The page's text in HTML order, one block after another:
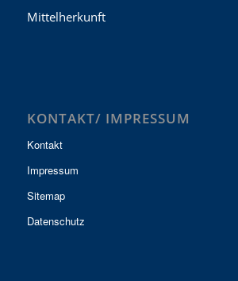
Mittelherkunft
KONTAKT/ IMPRESSUM
Kontakt
Impressum
Sitemap
Datenschutz